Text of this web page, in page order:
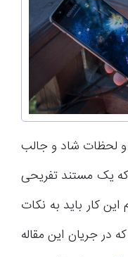
و لحظات شاد و جالب
یک مستند تفریحی
کار باید به نکات
در جریان این مقاله